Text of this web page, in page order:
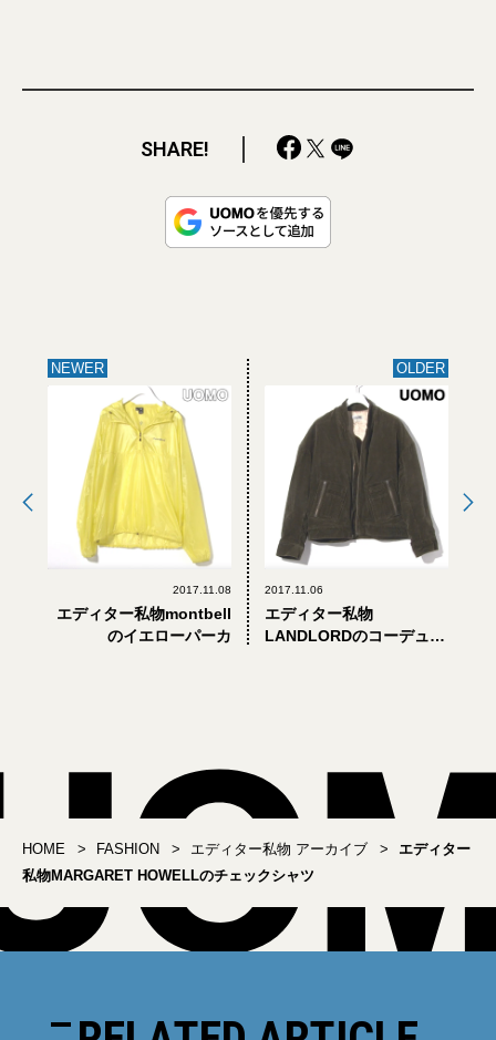
SHARE!
NEWER
2017.11.08
エディター私物montbell
のイエローパーカ
OLDER
2017.11.06
エディター私物
LANDLORDのコーデュロ
HOME FASHION エディター私物 アーカイブ
エディター
私物MARGARET HOWELLのチェックシャツ